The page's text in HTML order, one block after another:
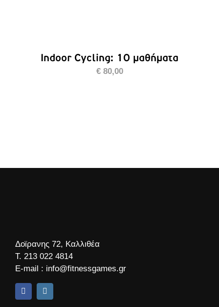
Indoor Cycling: 10 μαθήματα
€80,00
Δοϊρανης 72, Καλλιθέα
Τ.213 022 4814
E-mail : info@fitnessgames.gr